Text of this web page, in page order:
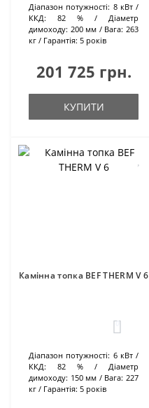
Діапазон потужності: 8 кВт
ККД:
82 %
Діаметр
димоходу: 200 мм Вага: 263
кг
Гарантія: 5 років
201 725 грн.
КУПИТИ
Камінна топка BEF THERM V 6
0
Діапазон потужності: 6 кВт
ККД:
82 %
Діаметр
димоходу: 150 мм Вага: 227
кг
Гарантія: 5 років